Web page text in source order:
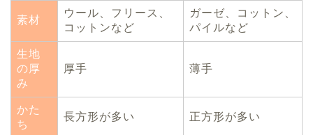
素材
ウール、フリース、
コットンなど
ガーゼ、コットン、
パイルなど
生地
の厚
み
厚手 薄手
かた
ち
長方形が多い 正方形が多い